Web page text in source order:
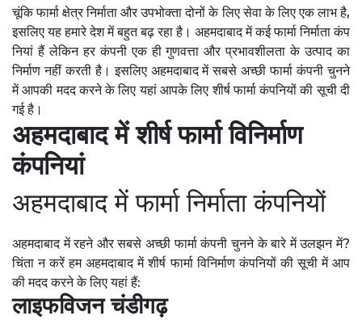
चूंकि फार्मा क्षेत्र निर्माता और उपभोक्ता दोनों के लिए सेवा के लिए एक लाभ है,
इसलिए यह हमारे देश में बहुत बढ़ रहा है। अहमदाबाद में कई फार्मा निर्माता कंप
नियां हैं लेकिन हर कंपनी एक ही गुणवत्ता और प्रभावशीलता के उत्पाद का
निर्माण नहीं करती है। इसलिए अहमदाबाद में सबसे अच्छी फार्मा कंपनी चुनने
में आपकी मदद करने के लिए यहां आपके लिए शीर्ष फार्मा कंपनियों की सूची दी
गई है।
अहमदाबाद में शीर्ष फार्मा विनिर्माण
कंपनियां
अहमदाबाद में फार्मा निर्माता कंपनियों
अहमदाबाद में रहने और सबसे अच्छी फार्मा कंपनी चुनने के बारे में उलझन में?
चिंता न करें हम अहमदाबाद में शीर्ष फार्मा विनिर्माण कंपनियों की सूची में आप
की मदद करने के लिए यहां हैं:
लाइफविजन चंडीगढ़